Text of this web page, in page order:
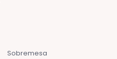
Sobremesa